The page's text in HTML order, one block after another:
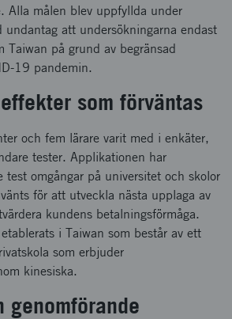
Alla målen blev uppfyllda under
undantag att undersökningarna endast
Taiwan på grund av begränsad
19 pandemin.
som förväntas
och fem lärare varit med i enkäter,
tester. Applikationen har
test omgångar på universitet och skolor
för att utveckla nästa upplaga av
kundens betalningsförmåga.
i Taiwan som består av ett
som erbjuder
kinesiska.
genomförande